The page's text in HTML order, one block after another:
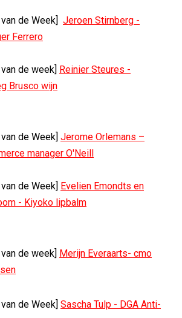
de Week] Jeroen Stirnberg -
Ferrero
de week] Reinier Steures -
Brusco wijn
de Week] Jerome Orlemans –
manager O'Neill
de Week] Evelien Emondts en
- Kiyoko lipbalm
de week] Merijn Everaarts- cmo
de Week] Sascha Tulp - DGA Anti-